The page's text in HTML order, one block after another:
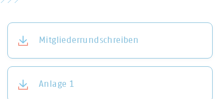
Mitgliederrundschreiben
Anlage 1